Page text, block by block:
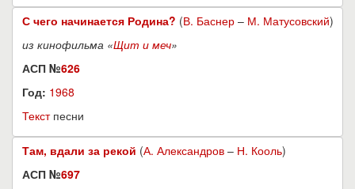
С чего начинается Родина? (В. Баснер – М. Матусовский)
из кинофильма «Щит и меч»
АСП №626
Год: 1968
Текстпесни
Там, вдали за рекой (А. Александров – Н. Кооль)
АСП №697